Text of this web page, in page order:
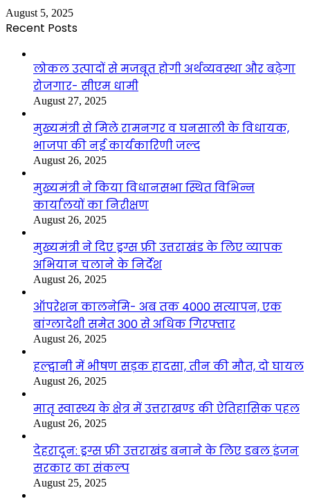
August 5, 2025
Recent Posts
लोकल उत्पादों से मजबूत होगी अर्थव्यवस्था और बढ़ेगा
रोजगार- सीएम धामी
August 27, 2025
मुख्यमंत्री से मिले रामनगर व घनसाली के विधायक,
भाजपा की नई कार्यकारिणी जल्द
August 26, 2025
मुख्यमंत्री ने किया विधानसभा स्थित विभिन्न
कार्यालयों का निरीक्षण
August 26, 2025
मुख्यमंत्री ने दिए ड्रग्स फ्री उत्तराखंड के लिए व्यापक
अभियान चलाने के निर्देश
August 26, 2025
ऑपरेशन कालनेमि- अब तक 4000 सत्यापन, एक
बांग्लादेशी समेत 300 से अधिक गिरफ्तार
August 26, 2025
हल्द्वानी में भीषण सड़क हादसा, तीन की मौत, दो घायल
August 26, 2025
मातृ स्वास्थ्य के क्षेत्र में उत्तराखण्ड की ऐतिहासिक पहल
August 26, 2025
देहरादून: ड्रग्स फ्री उत्तराखंड बनाने के लिए डबल इंजन
सरकार का संकल्प
August 25, 2025